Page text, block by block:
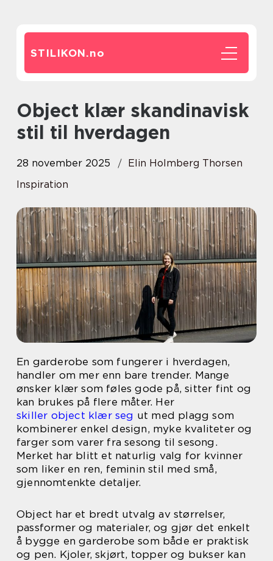
STILIKON.no
Object klær skandinavisk
stil til hverdagen
28 november 2025
Elin Holmberg Thorsen
Inspiration
En garderobe som fungerer i hverdagen,
handler om mer enn bare trender. Mange
ønsker klær som føles gode på, sitter fint og
kan brukes på flere måter. Her
skiller object klær seg ut med plagg som
kombinerer enkel design, myke kvaliteter og
farger som varer fra sesong til sesong.
Merket har blitt et naturlig valg for kvinner
som liker en ren, feminin stil med små,
gjennomtenkte detaljer.
Object har et bredt utvalg av størrelser,
passformer og materialer, og gjør det enkelt
å bygge en garderobe som både er praktisk
og pen. Kjoler, skjørt, topper og bukser kan